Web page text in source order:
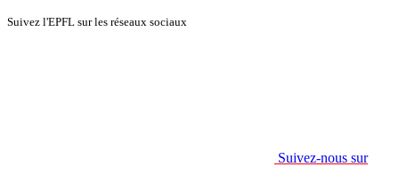
Suivez l'EPFL sur les réseaux sociaux
Suivez-nous sur